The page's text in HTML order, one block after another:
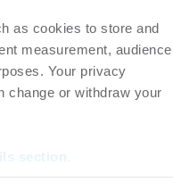
as cookies to store and
measurement, audience
Your privacy
change or withdraw your
section